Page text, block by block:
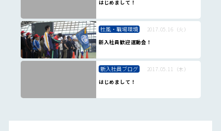
はじめまして！
社風・職場環境
2017.05.16（火）
新入社員歓迎運動会！
新入社員ブログ
2017.05.11（木）
はじめまして！